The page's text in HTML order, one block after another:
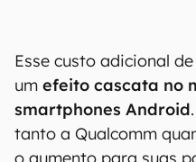
Esse custo adicional
um efeito cascata no
smartphones Android
tanto a Qualcomm